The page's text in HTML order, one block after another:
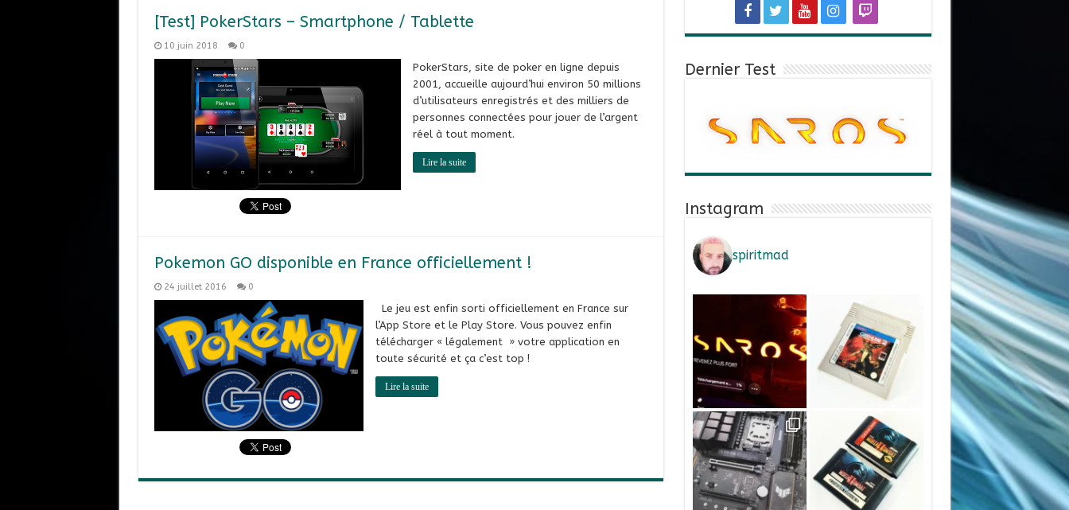
[Test] PokerStars – Smartphone / Tablette
10 juin 2018 0
PokerStars, site de poker en ligne depuis
2001, accueille aujourd’hui environ 50 millions
d’utilisateurs enregistrés et des milliers de
personnes connectées pour jouer de l’argent
réel à tout moment.
Lire la suite
Pokemon GO disponible en France officiellement !
24 juillet 2016 0
Le jeu est enfin sorti officiellement en France sur
l’App Store et le Play Store. Vous pouvez enfin
télécharger « légalement » votre application en
toute sécurité et ça c’est top !
Lire la suite
Dernier Test
Instagram
spiritmad